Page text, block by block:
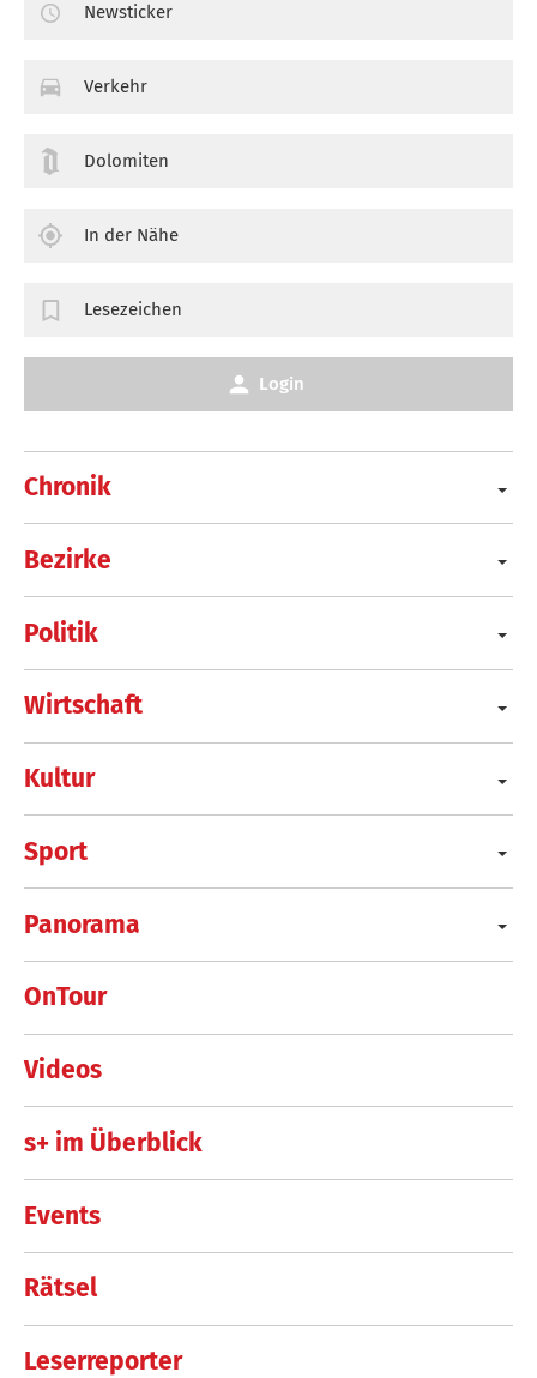
Chronik
Bezirke
Politik
Wirtschaft
Kultur
Sport
Panorama
OnTour
Videos
s+ im Überblick
Events
Rätsel
Leserreporter
Newsticker
Verkehr
Dolomiten
In der Nähe
Lesezeichen
Login